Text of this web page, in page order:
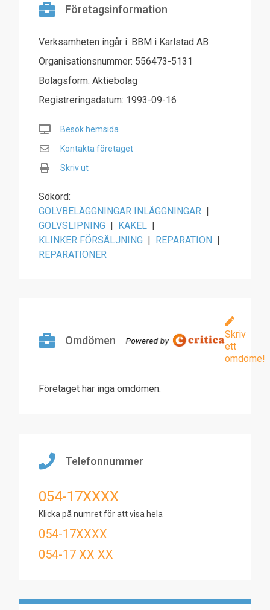
Företagsinformation
Verksamheten ingår i: BBM i Karlstad AB
Organisationsnummer: 556473-5131
Bolagsform: Aktiebolag
Registreringsdatum: 1993-09-16
Besök hemsida
Kontakta företaget
Skriv ut
Sökord:
GOLVBELÄGGNINGAR INLÄGGNINGAR |
GOLVSLIPNING | KAKEL |
KLINKER FÖRSÄLJNING | REPARATION |
REPARATIONER
Omdömen
Skriv
ett
omdöme!
Företaget har inga omdömen.
Telefonnummer
054-17XXXX
Klicka på numret för att visa hela
054-17XXXX
054-17 XX XX